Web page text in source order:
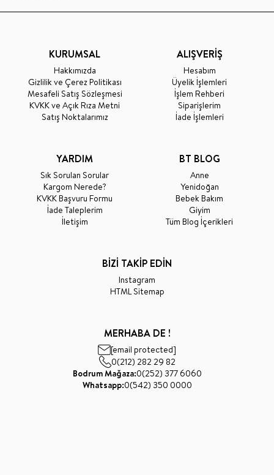
KURUMSAL
Hakkımızda
Gizlilik ve Çerez Politikası
Mesafeli Satış Sözleşmesi
KVKK ve Açık Rıza Metni
Satış Noktalarımız
ALIŞVERİŞ
Hesabım
Üyelik İşlemleri
İşlem Rehberi
Siparişlerim
İade İşlemleri
YARDIM
Sık Sorulan Sorular
Kargom Nerede?
KVKK Başvuru Formu
İade Taleplerim
İletişim
BT BLOG
Anne
Yenidoğan
Bebek Bakım
Giyim
Tüm Blog İçerikleri
BİZİ TAKİP EDİN
Instagram
HTML Sitemap
MERHABA DE !
[email protected]
0(212) 282 29 82
Bodrum Mağaza:0(252) 377 6060
Whatsapp:0(542) 350 0000